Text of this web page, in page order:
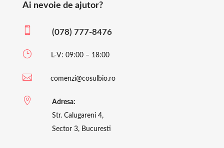
Ai nevoie de ajutor?
 (078) 777-8476
} L-V: 09:00 – 18:00
 comenzi@cosulbio.ro

Adresa:
Str. Calugareni 4,
Sector 3, Bucuresti